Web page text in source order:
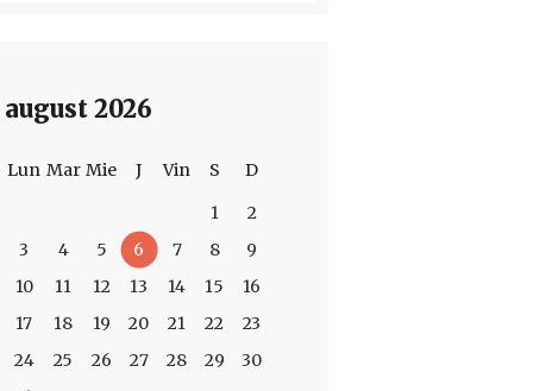
august 2026
Lun Mar Mie J Vin S
D
1
2
3
4 5 6 7 8
9
10
11 12 13 14 15
16
17
18 19 20 21 22
23
24
25 26 27 28 29
30